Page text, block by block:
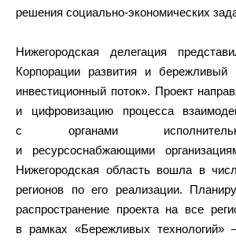
решения социально-экономических
Нижегородская делегация
Корпорации развития и бережливый
инвестиционный поток». Проект
и цифровизацию процесса
с органами
и ресурсоснабжающими
Нижегородская область вошла в
регионов по его реализации.
распространение проекта на все
в рамках «Бережливых технологий»